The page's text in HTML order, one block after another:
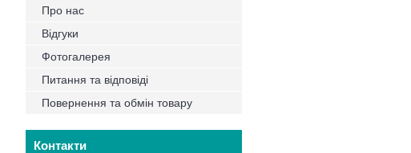
Про нас
Відгуки
Фотогалерея
Питання та відповіді
Повернення та обмін товару
Контакти